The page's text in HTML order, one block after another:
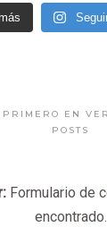
EN
POSTS
Formulario de
encontrado.